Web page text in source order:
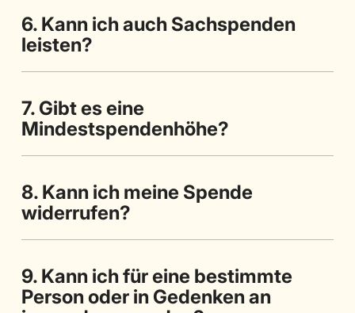
6. Kann ich auch Sachspenden
leisten?
7. Gibt es eine
Mindestspendenhöhe?
8. Kann ich meine Spende
widerrufen?
9. Kann ich für eine bestimmte
Person oder in Gedenken an